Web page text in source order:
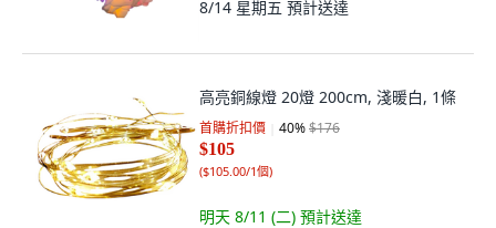
8/14 星期五 預計送達
高亮銅線燈 20燈 200cm, 淺暖白, 1條
首購折扣價 40%$176
$105
($105.00/1個)
明天 8/11 (二) 預計送達